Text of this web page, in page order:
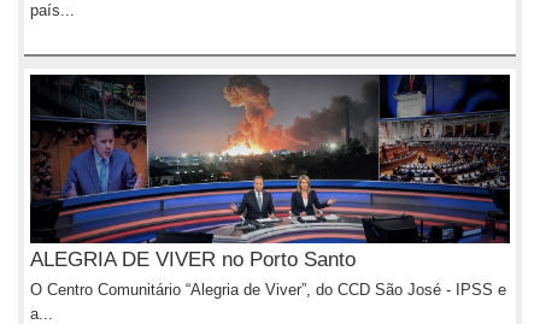
país...
ALEGRIA DE VIVER no Porto Santo
O Centro Comunitário “Alegria de Viver”, do CCD São José - IPSS e
a...